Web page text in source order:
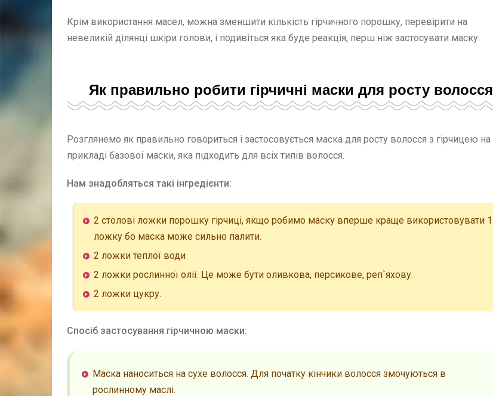
Крім використання масел, можна зменшити кількість гірчичного порошку, перевірити на
невеликій ділянці шкіри голови, і подивіться яка буде реакція, перш ніж застосувати маску.
Як правильно робити гірчичні маски для росту волосся
Розглянемо як правильно говориться і застосовується маска для росту волосся з гірчицею на
прикладі базової маски, яка підходить для всіх типів волосся.
Нам знадобляться такі інгредієнти:
2 столові ложки порошку гірчиці, якщо робимо маску вперше краще використовувати 1
ложку бо маска може сильно палити.
2 ложки теплої води
2 ложки рослинної олії. Це може бути оливкова, персикове, реп`яхову.
2 ложки цукру.
Спосіб застосування гірчичною маски:
Маска наноситься на сухе волосся. Для початку кінчики волосся змочуються в
рослинному маслі.